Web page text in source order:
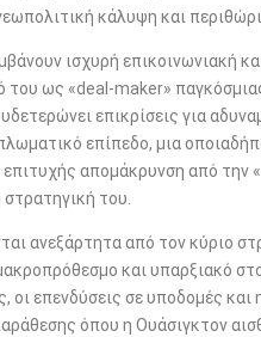
κάλυψη και
ισχυρή επικοινωνιακή
του ως «deal-maker»
επικρίσεις για
επίπεδο, μια
απομάκρυνση από την
του.
ανεξάρτητα από τον κύριο
και υπαρξιακό
οι επενδύσεις σε υποδομές
όπου η Ουάσιγκτον